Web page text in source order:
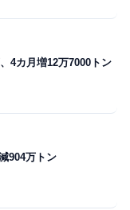
4カ月増12万7000トン
904万トン